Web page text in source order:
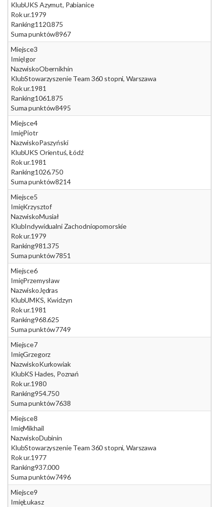
KlubUKS Azymut, Pabianice
Rok ur.1979
Ranking1120.875
Suma punktów8967
Miejsce3
ImięIgor
NazwiskoObernikhin
KlubStowarzyszenie Team 360 stopni, Warszawa
Rok ur.1981
Ranking1061.875
Suma punktów8495
Miejsce4
ImięPiotr
NazwiskoPaszyński
KlubUKS Orientuś, Łódź
Rok ur.1981
Ranking1026.750
Suma punktów8214
Miejsce5
ImięKrzysztof
NazwiskoMusiał
KlubIndywidualni Zachodniopomorskie
Rok ur.1979
Ranking981.375
Suma punktów7851
Miejsce6
ImięPrzemysław
Nazwisko Jędras
KlubUMKS, Kwidzyn
Rok ur.1981
Ranking968.625
Suma punktów7749
Miejsce7
ImięGrzegorz
NazwiskoKurkowiak
KlubKS Hades, Poznań
Rok ur.1980
Ranking954.750
Suma punktów7638
Miejsce8
ImięMikhail
NazwiskoDubinin
KlubStowarzyszenie Team 360 stopni, Warszawa
Rok ur.1977
Ranking937.000
Suma punktów7496
Miejsce9
ImięŁukasz